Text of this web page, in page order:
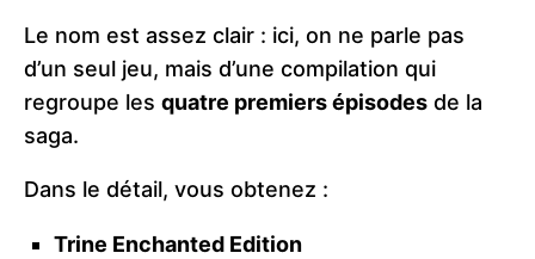
Le nom est assez clair : ici, on ne parle pas
d’un seul jeu, mais d’une compilation qui
regroupe les quatre premiers épisodes de la
saga.
Dans le détail, vous obtenez :
Trine Enchanted Edition